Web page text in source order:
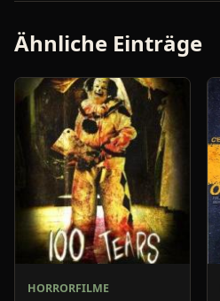
Ähnliche Einträge
HORRORFILME